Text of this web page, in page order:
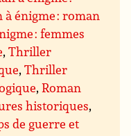
énigme : roman
: femmes
,Thriller
,Thriller
,Roman
historiques,
de guerre et